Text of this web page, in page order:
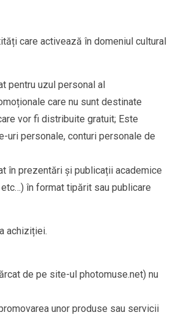
care activează în domeniul cultural
pentru uzul personal al
care nu sunt destinate
vor fi distribuite gratuit; Este
uri personale, conturi personale de
în prezentări și publicații academice
în format tipărit sau publicare
achiziției.
de pe site-ul photomuse.net) nu
unor produse sau servicii